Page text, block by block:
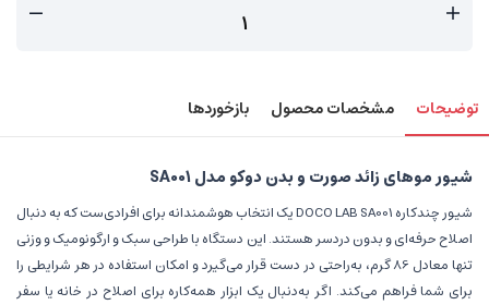
توضیحات مشخصات محصول بازخوردها
شیور موهای زائد صورت و بدن دوکو مدل SA001
شیور چندکاره DOCO LAB SA001 یک انتخاب هوشمندانه برای افرادی‌ست که به دنبال
اصلاح حرفه‌ای و بدون دردسر هستند. این دستگاه با طراحی سبک و ارگونومیک و وزنی
تنها معادل 86 گرم، به‌راحتی در دست قرار می‌گیرد و امکان استفاده در هر شرایطی را
برای شما فراهم می‌کند. اگر به‌دنبال یک ابزار همه‌کاره برای اصلاح در خانه یا سفر